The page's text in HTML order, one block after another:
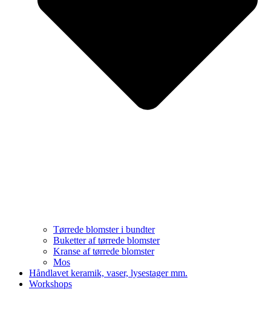
Tørrede blomster i bundter
Buketter af tørrede blomster
Kranse af tørrede blomster
Mos
Håndlavet keramik, vaser, lysestager mm.
Workshops